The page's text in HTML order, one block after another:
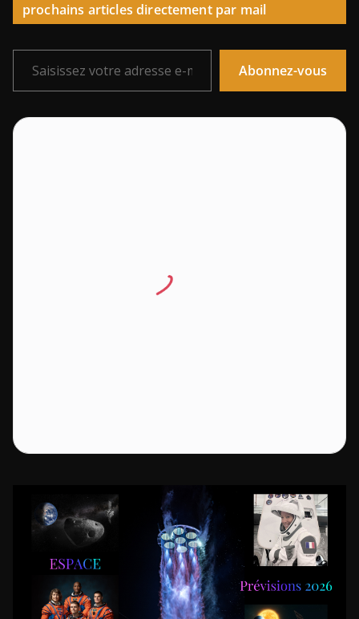
prochains articles directement par mail
Saisissez votre adresse e-mail…
Abonnez-vous